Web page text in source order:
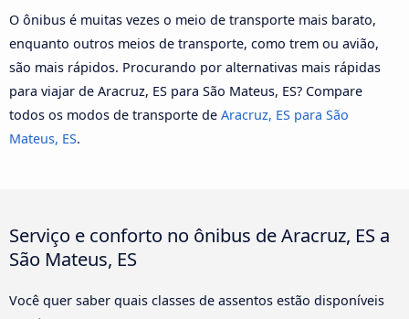
O ônibus é muitas vezes o meio de transporte mais barato,
enquanto outros meios de transporte, como trem ou avião,
são mais rápidos. Procurando por alternativas mais rápidas
para viajar de Aracruz, ES para São Mateus, ES? Compare
todos os modos de transporte de Aracruz, ES para São
Mateus, ES.
Serviço e conforto no ônibus de Aracruz, ES a
São Mateus, ES
Você quer saber quais classes de assentos estão disponíveis